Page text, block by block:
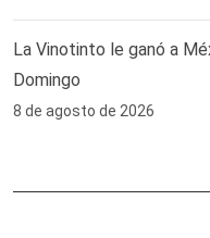
La Vinotinto le ganó a
Domingo
8 de agosto de 2026